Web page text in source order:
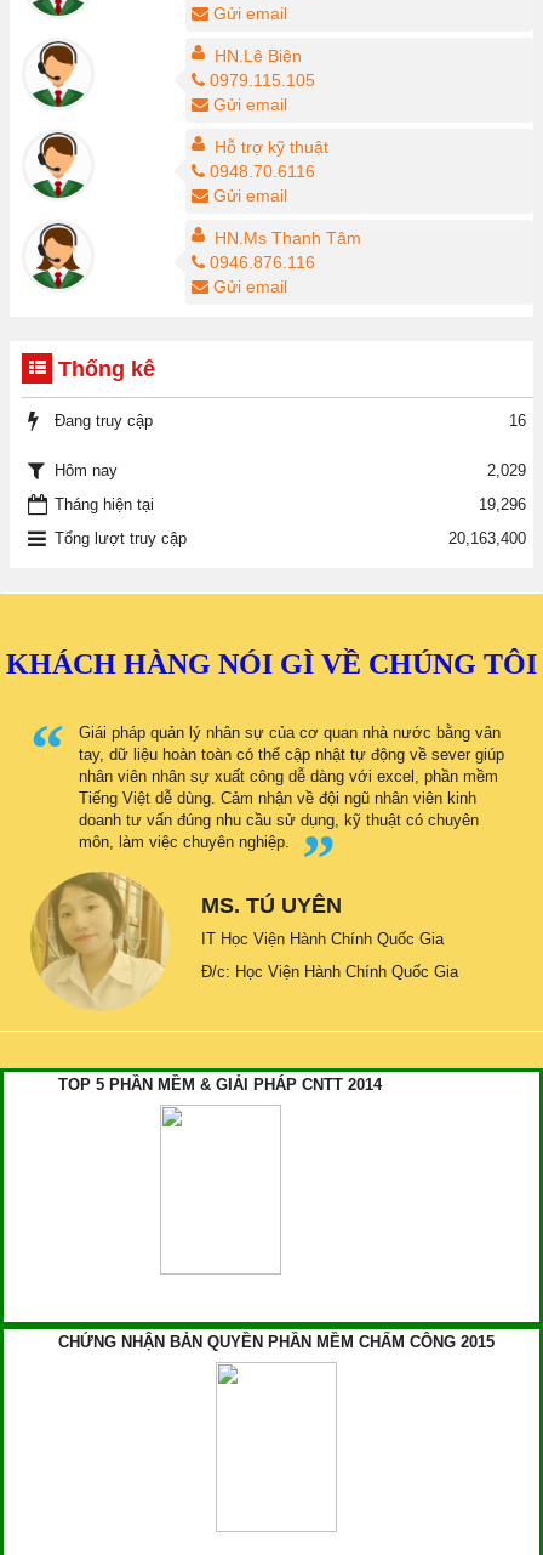
Gửi email
HN.Lê Biên
0979.115.105
Gửi email
Hỗ trợ kỹ thuật
0948.70.6116
Gửi email
HN.Ms Thanh Tâm
0946.876.116
Gửi email
Thống kê
Đang truy cập 16
Hôm nay
2,029
Tháng hiện tại
19,296
Tổng lượt truy cập
20,163,400
KHÁCH HÀNG NÓI GÌ VỀ CHÚNG TÔI
Giái pháp quản lý nhân sự của cơ quan nhà nước bằng vân
tay, dữ liệu hoàn toàn có thể cập nhật tự động về sever giúp
nhân viên nhân sự xuất công dễ dàng với excel, phần mềm
Tiếng Việt dễ dùng. Cảm nhận về đội ngũ nhân viên kinh
doanh tư vấn đúng nhu cầu sử dụng, kỹ thuật có chuyên
môn, làm việc chuyên nghiệp.
MS. TÚ UYÊN
IT Học Viện Hành Chính Quốc Gia
Đ/c: Học Viện Hành Chính Quốc Gia
TOP 5 PHẦN MỀM & GIẢI PHÁP CNTT 2014
CHỨNG NHẬN BẢN QUYỀN PHẦN MỀM CHẤM CÔNG 2015